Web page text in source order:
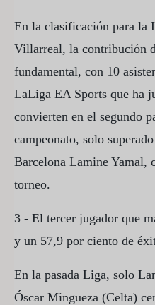
En la clasificación para la
Villarreal, la contribución
fundamental, con 10
LaLiga EA Sports que ha
convierten en el segundo
campeonato, solo
Barcelona Lamine Yamal,
torneo.
3 - El tercer jugador que
y un 57,9 por ciento de
En la pasada Liga, solo
Óscar Mingueza (Celta)